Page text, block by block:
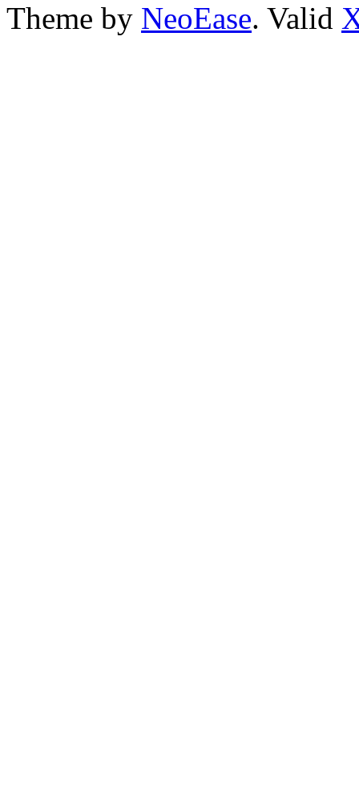
Theme by NeoEase. Valid